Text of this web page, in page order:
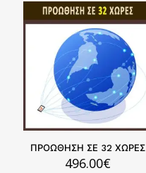
ΠΡΟΩΘΗΣΗ ΣΕ 32 ΧΩΡΕΣ
496.00€